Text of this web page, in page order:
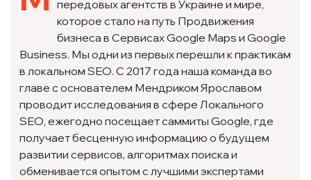
передовых агентств в Украине и мире,
которое стало на путь Продвижения
бизнеса в Сервисах Google Maps и Google
Business. Мы одни из первых перешли к практикам
в локальном SEO. С 2017 года наша команда во
главе с основателем Мендриком Ярославом
проводит исследования в сфере Локального
SEO, ежегодно посещает саммиты Google, где
получает бесценную информацию о будущем
развитии сервисов, алгоритмах поиска и
обменивается опытом с лучшими экспертами